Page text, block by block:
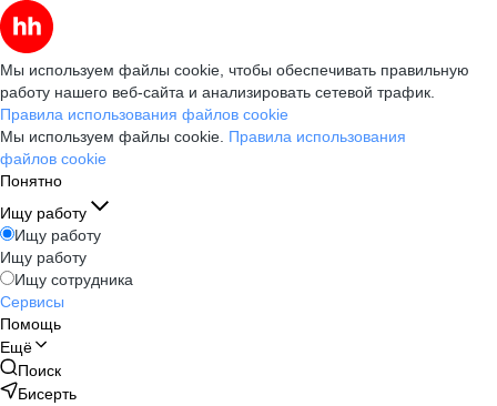
Мы используем файлы cookie, чтобы обеспечивать правильную
работу нашего веб-сайта и анализировать сетевой трафик.
Правила использования файлов cookie
Мы используем файлы cookie. Правила использования
файлов cookie
Понятно
Ищу работу
Ищу работу
Ищу работу
Ищу сотрудника
Сервисы
Помощь
Ещё
Поиск
Бисерть